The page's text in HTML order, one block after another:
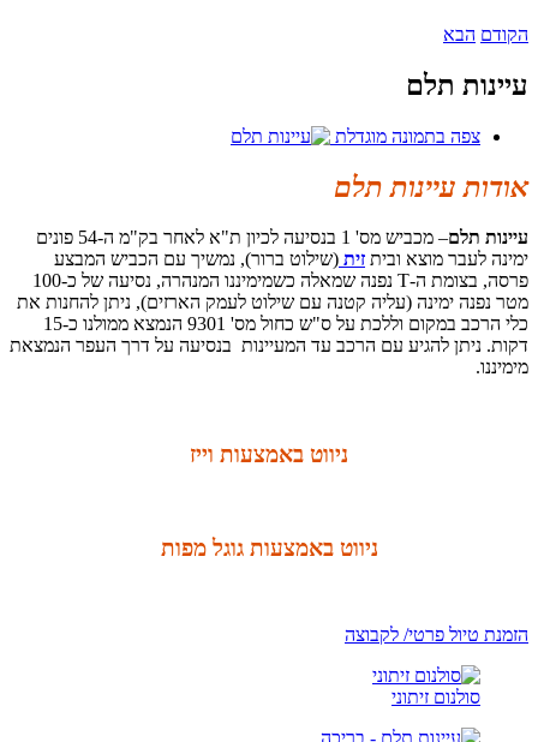
הקודם הבא
עיינות תלם
צפה בתמונה מוגדלת
אודות עיינות תלם
עיינות תלם
– מכביש מס' 1 בנסיעה לכיון ת"א לאחר בק"מ ה-54 פונים
ימינה לעבר מוצא ובית זית (שילוט ברור), נמשיך עם הכביש המבצע
פרסה, בצומת ה-T נפנה שמאלה כשמימיננו המנהרה, נסיעה של כ-100
מטר נפנה ימינה (עליה קטנה עם שילוט לעמק הארזים), ניתן להחנות את
כלי הרכב במקום וללכת על ס"ש כחול מס' 9301 הנמצא ממולנו כ-15
דקות. ניתן להגיע עם הרכב עד המעיינות בנסיעה על דרך העפר הנמצאת
מימיננו.
ניווט באמצעות וייז
ניווט באמצעות גוגל מפות
הזמנת טיול פרטי/ לקבוצה
סולנום זיתוני